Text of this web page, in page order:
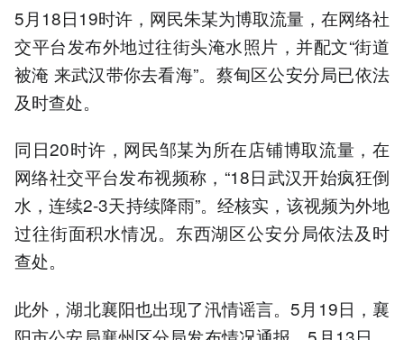
5月18日19时许，网民朱某为博取流量，在网络社
交平台发布外地过往街头淹水照片，并配文“街道
被淹 来武汉带你去看海”。蔡甸区公安分局已依法
及时查处。
同日20时许，网民邹某为所在店铺博取流量，在
网络社交平台发布视频称，“18日武汉开始疯狂倒
水，连续2-3天持续降雨”。经核实，该视频为外地
过往街面积水情况。东西湖区公安分局依法及时
查处。
此外，湖北襄阳也出现了汛情谣言。5月19日，襄